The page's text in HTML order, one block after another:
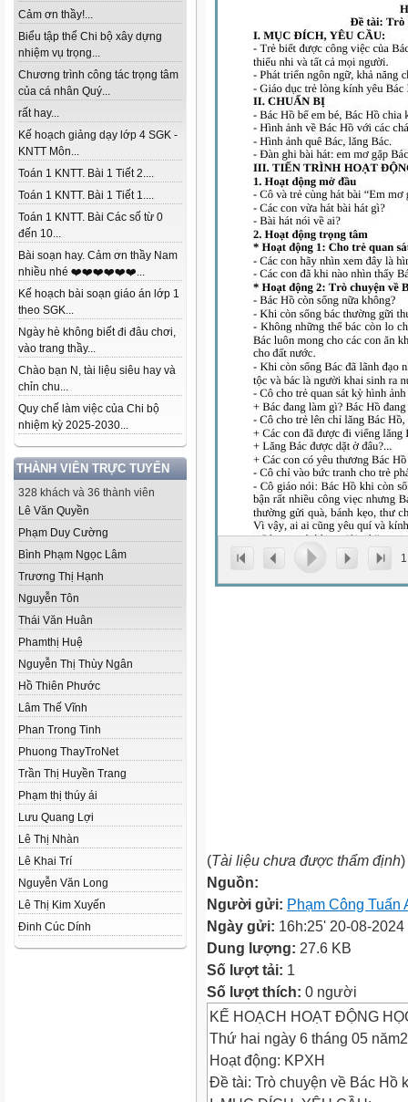
Cảm ơn thầy!...
Biểu tập thể Chi bộ xây dựng
nhiệm vụ trọng...
Chương trình công tác trọng tâm
của cá nhân Quý...
rất hay...
Kế hoạch giảng dạy lớp 4 SGK -
KNTT Môn...
Toán 1 KNTT. Bài 1 Tiết 2....
Toán 1 KNTT. Bài 1 Tiết 1....
Toán 1 KNTT. Bài Các số từ 0
đến 10...
Bài soạn hay. Cảm ơn thầy Nam
nhiều nhé ❤️❤️❤️❤️❤️❤️...
Kế hoạch bài soạn giáo án lớp 1
theo SGK...
Ngày hè không biết đi đâu chơi,
vào trang thầy...
Chào bạn N, tài liệu siêu hay và
chỉn chu...
Quy chế làm việc của Chi bộ
nhiệm kỳ 2025-2030...
THÀNH VIÊN TRỰC TUYẾN
328 khách và 36 thành viên
Lê Văn Quyền
Phạm Duy Cường
Bình Phạm Ngọc Lâm
Trương Thị Hạnh
Nguyễn Tôn
Thái Văn Huân
Phamthị Huệ
Nguyễn Thị Thùy Ngân
Hồ Thiên Phước
Lâm Thế Vĩnh
Phan Trong Tinh
Phuong ThayTroNet
Trần Thị Huyền Trang
Phạm thị thúy ái
Lưu Quang Lợi
Lê Thị Nhàn
Lê Khai Trí
Nguyễn Văn Long
Lê Thị Kim Xuyến
Đinh Cúc Dính
1
(Tài liệu chưa được thẩm định)
Nguồn:
Người gửi: Phạm Công Tuấn
Ngày gửi: 16h:25' 20-08-2024
Dung lượng: 27.6 KB
Số lượt tải: 1
Số lượt thích: 0 người
KẾ HOẠCH HOẠT ĐỘNG
Thứ hai ngày 6 tháng 05
Hoạt động: KPXH
Đề tài: Trò chuyện về Bác Hồ